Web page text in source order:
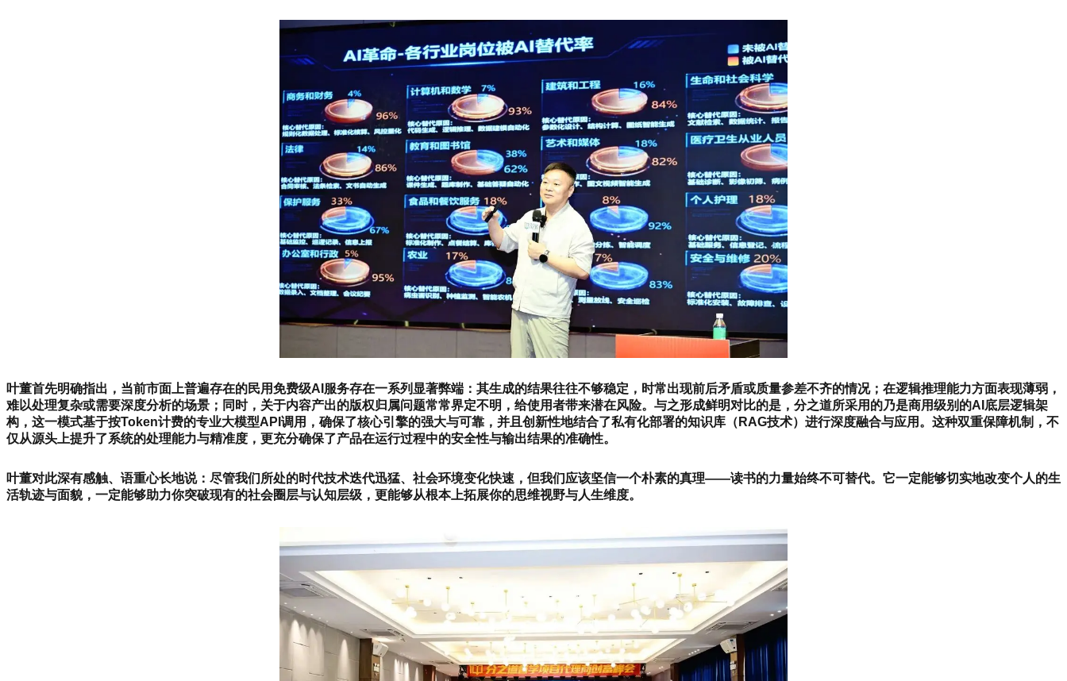
叶董首先明确指出，当前市面上普遍存在的民用免费级AI服务存在一系列显著弊端：其生成的结果往往不够稳定，时常出现前后矛盾或质量参差不齐的情况；在逻辑推理能力方面表现薄弱，
难以处理复杂或需要深度分析的场景；同时，关于内容产出的版权归属问题常常界定不明，给使用者带来潜在风险。与之形成鲜明对比的是，分之道所采用的乃是商用级别的AI底层逻辑架
构，这一模式基于按Token计费的专业大模型API调用，确保了核心引擎的强大与可靠，并且创新性地结合了私有化部署的知识库（RAG技术）进行深度融合与应用。这种双重保障机制，不
仅从源头上提升了系统的处理能力与精准度，更充分确保了产品在运行过程中的安全性与输出结果的准确性。
叶董对此深有感触、语重心长地说：尽管我们所处的时代技术迭代迅猛、社会环境变化快速，但我们应该坚信一个朴素的真理——读书的力量始终不可替代。它一定能够切实地改变个人的生
活轨迹与面貌，一定能够助力你突破现有的社会圈层与认知层级，更能够从根本上拓展你的思维视野与人生维度。